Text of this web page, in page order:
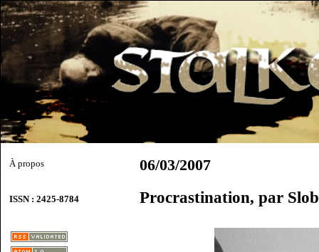
À propos
ISSN : 2425-8784
06/03/2007
Procrastination, par